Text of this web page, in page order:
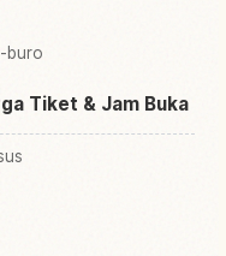
buro
Tiket & Jam Buka